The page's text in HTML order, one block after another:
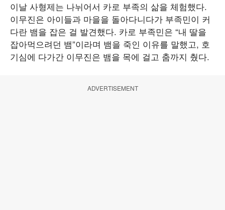
이날 사형제는 나뉘어서 카로 부족의 삶을 체험했다.
이무진은 아이들과 마을을 돌아다니다가 부족민이 커
다란 뱀을 잡은 걸 발견했다. 카로 부족민은 “내 딸을
잡아먹으려던 뱀”이라며 뱀을 죽인 이유를 말했고, 호
기심에 다가간 이무진은 뱀을 목에 걸고 춤까지 췄다.
ADVERTISEMENT